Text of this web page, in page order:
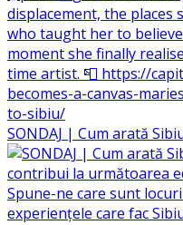
SONDAJ | Cum arată